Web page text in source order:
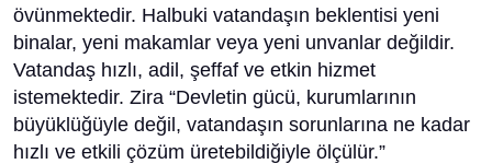
övünmektedir. Halbuki vatandaşın beklentisi yeni
binalar, yeni makamlar veya yeni unvanlar değildir.
Vatandaş hızlı, adil, şeffaf ve etkin hizmet
istemektedir. Zira “Devletin gücü, kurumlarının
büyüklüğüyle değil, vatandaşın sorunlarına ne kadar
hızlı ve etkili çözüm üretebildiğiyle ölçülür.”